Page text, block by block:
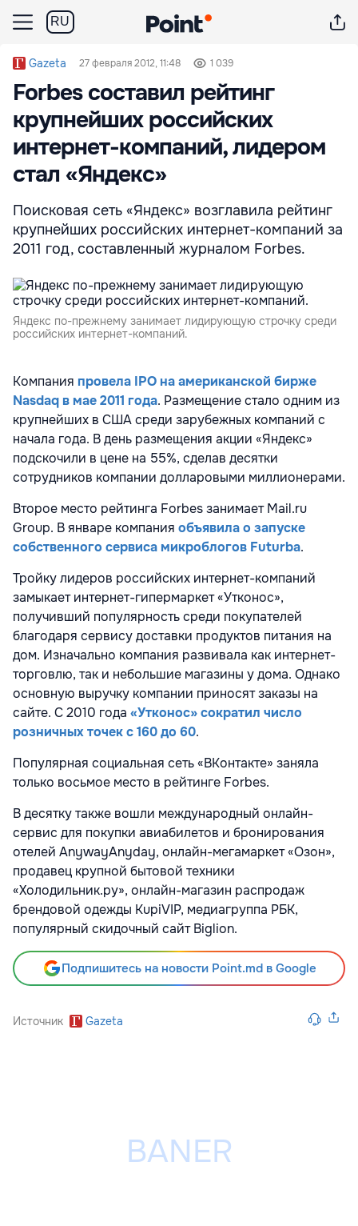
RU
Gazeta 27 февраля 2012, 11:48 1 039
Forbes составил рейтинг
крупнейших российских
интернет-компаний, лидером
стал «Яндекс»
Поисковая сеть «Яндекс» возглавила рейтинг
крупнейших российских интернет-компаний за
2011 год, составленный журналом Forbes.
Яндекс по-прежнему занимает лидирующую строчку среди
российских интернет-компаний.
Компания провела IPO на американской бирже
Nasdaq в мае 2011 года. Размещение стало одним из
крупнейших в США среди зарубежных компаний с
начала года. В день размещения акции «Яндекс»
подскочили в цене на 55%, сделав десятки
сотрудников компании долларовыми миллионерами.
Второе место рейтинга Forbes занимает Mail.ru
Group. В январе компания объявила о запуске
собственного сервиса микроблогов Futurba.
Тройку лидеров российских интернет-компаний
замыкает интернет-гипермаркет «Утконос»,
получивший популярность среди покупателей
благодаря сервису доставки продуктов питания на
дом. Изначально компания развивала как интернет-
торговлю, так и небольшие магазины у дома. Однако
основную выручку компании приносят заказы на
сайте. С 2010 года «Утконос» сократил число
розничных точек с 160 до 60.
Популярная социальная сеть «ВКонтакте» заняла
только восьмое место в рейтинге Forbes.
В десятку также вошли международный онлайн-
сервис для покупки авиабилетов и бронирования
отелей AnywayAnyday, онлайн-мегамаркет «Озон»,
продавец крупной бытовой техники
«Холодильник.ру», онлайн-магазин распродаж
брендовой одежды KupiVIP, медиагруппа РБК,
популярный скидочный сайт Biglion.
Подпишитесь на новости Point.md в Google
Источник Gazeta